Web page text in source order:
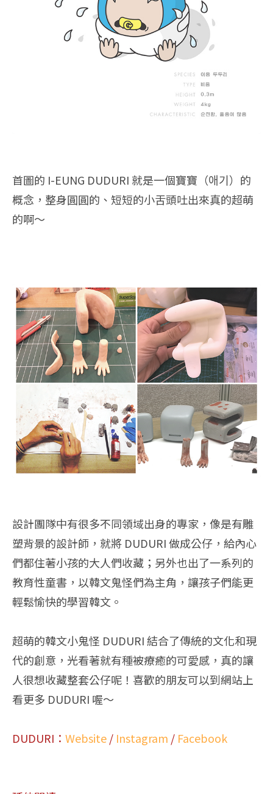
首圖的 I-EUNG DUDURI 就是一個寶寶（애기）的
概念，整身圓圓的、短短的小舌頭吐出來真的超萌
的啊～
設計團隊中有很多不同領域出身的專家，像是有雕
塑背景的設計師，就將 DUDURI 做成公仔，給內心
們都住著小孩的大人們收藏；另外也出了一系列的
教育性童書，以韓文鬼怪們為主角，讓孩子們能更
輕鬆愉快的學習韓文。
超萌的韓文小鬼怪 DUDURI 結合了傳統的文化和現
代的創意，光看著就有種被療癒的可愛感，真的讓
人很想收藏整套公仔呢！喜歡的朋友可以到網站上
看更多 DUDURI 喔～
DUDURI ： Website/ Instagram / Facebook